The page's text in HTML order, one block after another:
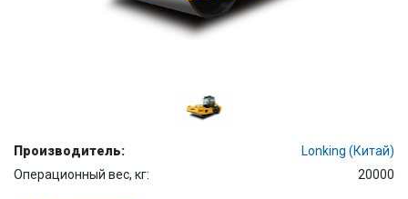
Производитель:
Lonking (Китай)
Операционный вес, кг:
20000